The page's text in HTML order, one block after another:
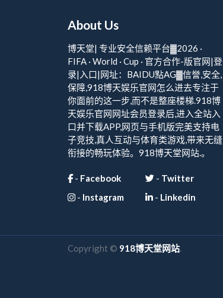
About Us
博天堂| 专业安全信赖平台▓2026 ·
FIFA · World · Cup · 官方合作-版官网|登
录|入口|网址：BAIDU點AG▓信誉,安全,
保障,918博天娱乐官网怎么进去专注于
你面前的这一步,而不是整座楼梯.918博
天娱乐官网网址会员登录后,进入全站入
口并下载APP,网页与手机版完美支持电
子竞技,真人互动与体育类游戏,带来无缝
衔接的畅玩体验。918博天堂网站.。
- Facebook - Twitter
- Instagram - Linkedin
Copyright © 918博天堂网站.